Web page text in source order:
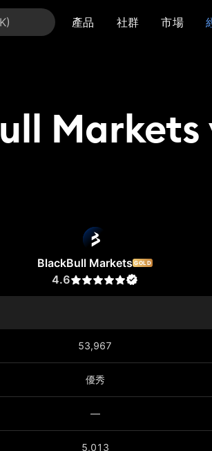
產品 社群 市場
BlackBull Markets GOLD
4.6
53,967
優秀
—
5,013